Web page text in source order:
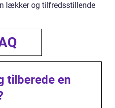
lækker og tilfredsstillende
tilberede en